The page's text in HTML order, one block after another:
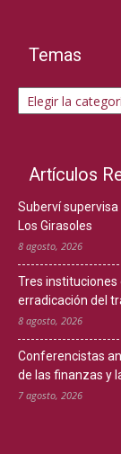
Temas
Temas
Artículos
Suberví
Los Girasoles
8 agosto, 2026
Tres
erradicación del
8 agosto, 2026
Conferencistas
de las finanzas y
7 agosto, 2026